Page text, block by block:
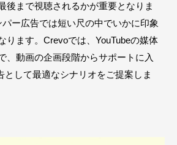
後まで視聴されるかが重要となりま
ー広告では短い尺の中でいかに印象
ります。Crevoでは、YouTubeの媒体
、動画の企画段階からサポートに入
として最適なシナリオをご提案しま